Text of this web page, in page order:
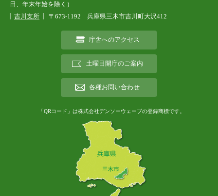
日、年末年始を除く）
吉川支所
〒673-1192 兵庫県三木市吉川町大沢412
庁舎へのアクセス
土曜日開庁のご案内
各種お問い合わせ
「QRコード」は株式会社デンソーウェーブの登録商標です。